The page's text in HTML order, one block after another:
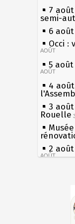
7
semi-
6
Occi :
AOÛT
5
AOÛT
4
3
Rouelle
2
AOÛT
boîtes
30
les
27
du roi